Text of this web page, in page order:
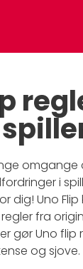
omgange
i
dig! Uno Flip
fra
gør Uno flip
og sjove.